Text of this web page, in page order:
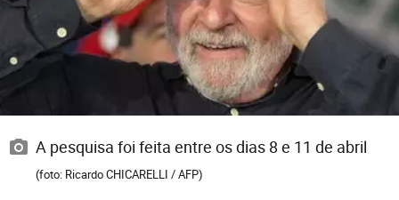
A pesquisa foi feita entre os dias 8 e 11 de abril
(foto: Ricardo CHICARELLI / AFP)